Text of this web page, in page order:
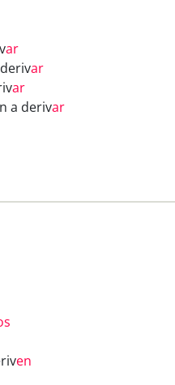
ar
ar
ar
a derivar
en